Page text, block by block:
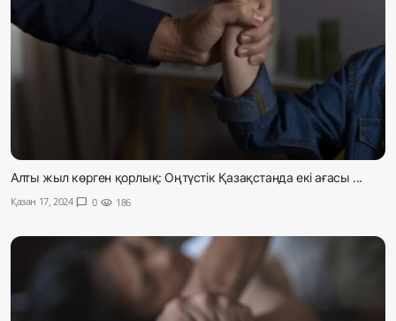
Алты жыл көрген қорлық: Оңтүстік Қазақстанда екі ағасы ...
Қазан 17, 2024 chat_bubble 0 visibility 186